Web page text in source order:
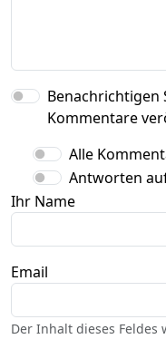
Benachrichtigen
Kommentare
Alle
Antworten
Ihr Name
Email
Der Inhalt dieses